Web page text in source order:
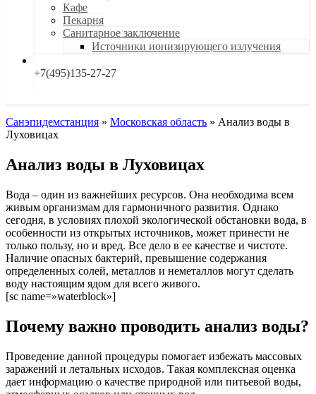
Кафе
Пекарня
Санитарное заключение
Источники ионизирующего излучения
+7(495)135-27-27
Санэпидемстанция » Московская область » Анализ воды в
Луховицах
Анализ воды в Луховицах
Вода – один из важнейших ресурсов. Она необходима всем
живым организмам для гармоничного развития. Однако
сегодня, в условиях плохой экологической обстановки вода, в
особенности из открытых источников, может принести не
только пользу, но и вред. Все дело в ее качестве и чистоте.
Наличие опасных бактерий, превышение содержания
определенных солей, металлов и неметаллов могут сделать
воду настоящим ядом для всего живого.
[sc name=»waterblock»]
Почему важно проводить анализ воды?
Проведение данной процедуры помогает избежать массовых
заражений и летальных исходов. Такая комплексная оценка
дает информацию о качестве природной или питьевой воды,